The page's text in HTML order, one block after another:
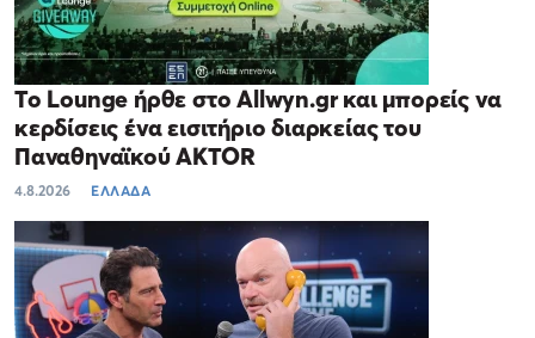
Το Lounge ήρθε στο Allwyn.gr και μπορείς να
κερδίσεις ένα εισιτήριο διαρκείας του
Παναθηναϊκού AKTOR
4.8.2026 ΕΛΛΑΔΑ